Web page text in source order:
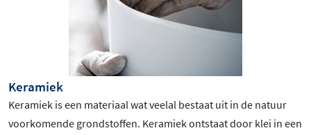
Keramiek
Keramiek is een materiaal wat veelal bestaat uit in de natuur
voorkomende grondstoffen. Keramiek ontstaat door klei in een